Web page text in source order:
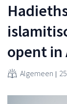
opent in
Algemeen